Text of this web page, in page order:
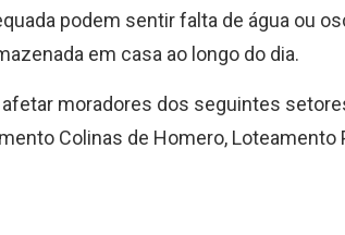
podem sentir falta de água ou
em casa ao longo do dia.
moradores dos seguintes
Colinas de Homero,